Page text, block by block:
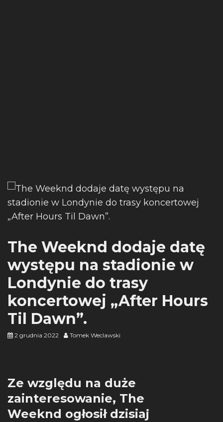
The Weeknd dodaje datę
występu na stadionie w
Londynie do trasy
koncertowej „After Hours
Til Dawn”.
2 grudnia 2022 Tomek Weclawski
Ze względu na duże
zainteresowanie, The
Weeknd ogłosił dzisiaj